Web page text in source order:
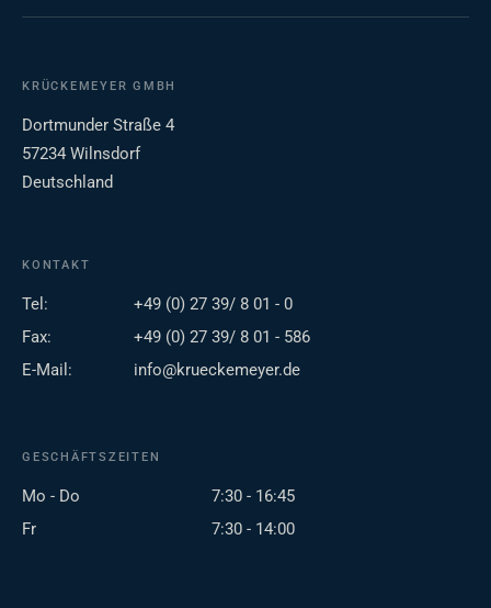
KRÜCKEMEYER GMBH
Dortmunder Straße 4
57234 Wilnsdorf
Deutschland
KONTAKT
Tel:
+49 (0) 27 39/ 8 01 - 0
Fax:
+49 (0) 27 39/ 8 01 - 586
E-Mail:
info@krueckemeyer.de
GESCHÄFTSZEITEN
Mo - Do
7:30 - 16:45
Fr
7:30 - 14:00